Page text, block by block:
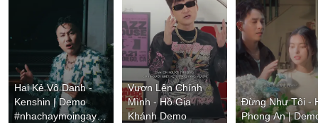
Hai Kẻ Vô Danh -
Kenshin | Demo
#nhachaymoingay
Vươn Lên Chính
Mình - Hồ Gia
Khánh Demo
Đừng Như Tôi -
Phong An |